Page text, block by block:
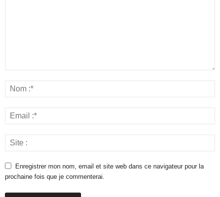
Enregistrer mon nom, email et site web dans ce navigateur pour la
prochaine fois que je commenterai.